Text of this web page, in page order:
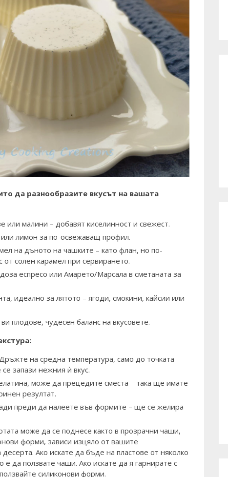
да разнообразите вкусът на вашата
или малини – добавят киселинност и свежест.
или лимон за по-освежаващ профил.
на дъното на чашките – като флан, но по-
от солен карамел при сервирането.
еспресо или Амарето/Марсала в сметаната за
идеално за лятото – ягоди, смокини, кайсии или
плодове, чудесен баланс на вкусовете.
на средна температура, само до точката
запази нежния ѝ вкус.
може да прецедите сместа – така ще имате
резултат.
преди да налеете във формите – ще се желира
може да се поднесе както в прозрачни чаши,
форми, зависи изцяло от вашите
Ако искате да бъде на пластове от няколко
е да ползвате чаши. Ако искате да я гарнирате с
силиконови форми.